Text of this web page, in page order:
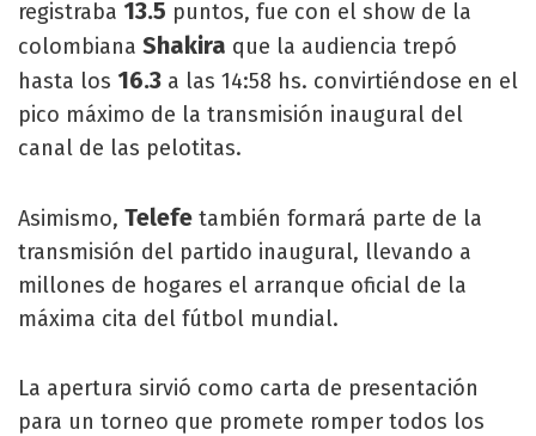
registraba 13.5 puntos, fue con el show de la
colombiana Shakira que la audiencia trepó
hasta los 16.3 a las 14:58 hs. convirtiéndose en el
pico máximo de la transmisión inaugural del
canal de las pelotitas.
Asimismo, Telefe también formará parte de la
transmisión del partido inaugural, llevando a
millones de hogares el arranque oficial de la
máxima cita del fútbol mundial.
La apertura sirvió como carta de presentación
para un torneo que promete romper todos los